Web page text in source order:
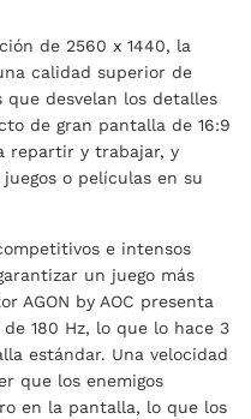
de 2560 x 1440, la
calidad superior de
que desvelan los detalles
de gran pantalla de 16:9
repartir y trabajar, y
o películas en su
e intensos
un juego más
AGON by AOC presenta
180 Hz, lo que lo hace 3
estándar. Una velocidad
que los enemigos
en la pantalla, lo que los